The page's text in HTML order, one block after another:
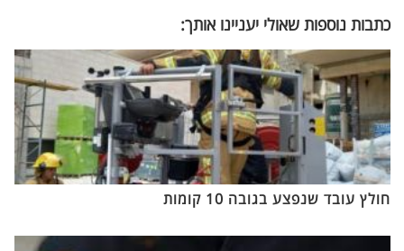
כתבות נוספות שאולי יעניינו אותך:
חולץ עובד שנפצע בגובה 10 קומות